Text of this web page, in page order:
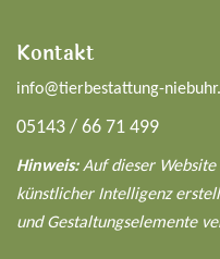
Kontakt
info@tierbestattung-
05143 / 66 71 499
Hinweis:Auf dieser
künstlicher Intelligenz
und Gestaltungselemente